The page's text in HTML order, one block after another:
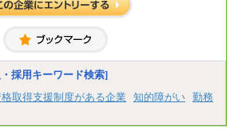
採用キーワード検索]
格取得支援制度がある企業 知的障がい 勤務